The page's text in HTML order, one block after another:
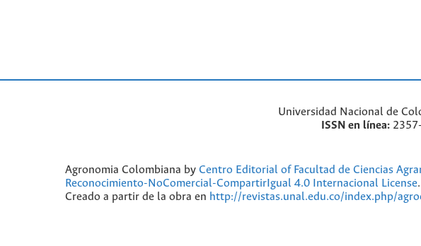
Universidad Nacional de
ISSN en línea:
Agronomia Colombiana by Centro Editorial of Facultad de Ciencias
Reconocimiento-NoComercial-CompartirIgual 4.0 Internacional License.
Creado a partir de la obra en http://revistas.unal.edu.co/index.php/